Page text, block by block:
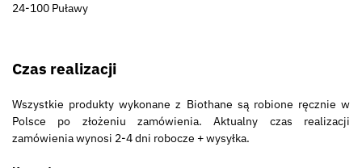
24-100 Puławy
Czas realizacji
Wszystkie produkty wykonane z Biothane są robione ręcznie w
Polsce po złożeniu zamówienia. Aktualny czas realizacji
zamówienia wynosi 2-4 dni robocze + wysyłka.